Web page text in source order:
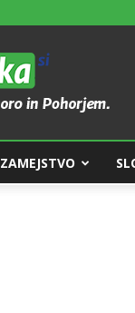
ZAMEJSTVO